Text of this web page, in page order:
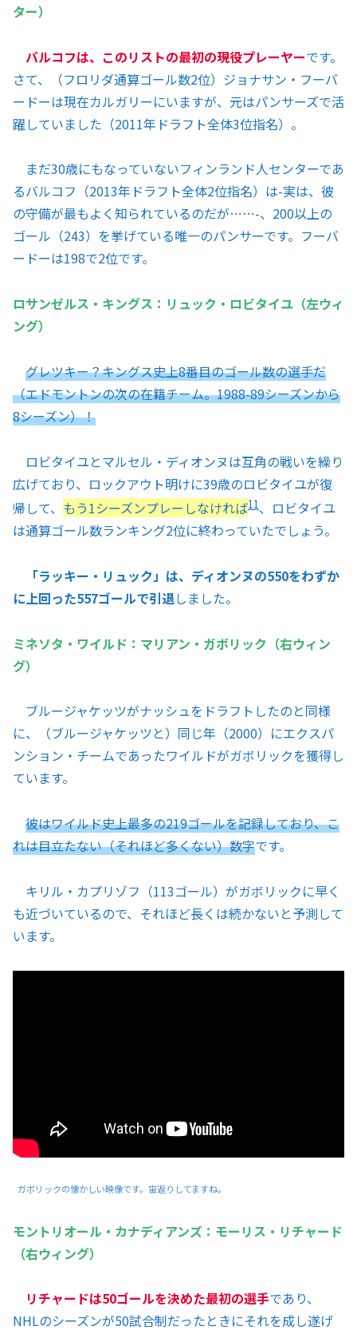
ター）
バルコフは、このリストの最初の現役プレーヤーです。
さて、（フロリダ通算ゴール数2位）ジョナサン・フーバ
ードーは現在カルガリーにいますが、元はパンサーズで活
躍していました（2011年ドラフト全体3位指名）。
まだ30歳にもなっていないフィンランド人センターであ
るバルコフ（2013年ドラフト全体2位指名）は-実は、彼
の守備が最もよく知られているのだが……-、200以上の
ゴール（243）を挙げている唯一のパンサーです。フーバ
ードーは198で2位です。
ロサンゼルス・キングス：リュック・ロビタイユ（左ウィ
ング）
グレツキー？キングス史上8番目のゴール数の選手だ
（エドモントンの次の在籍チーム。1988-89シーズンから
8シーズン）！
ロビタイユとマルセル・ディオンヌは互角の戦いを繰り
広げており、ロックアウト明けに39歳のロビタイユが復
帰して、 もう1シーズンプレーしなければ11、ロビタイユ
は通算ゴール数ランキング2位に終わっていたでしょう。
「ラッキー・リュック」は、ディオンヌの550をわずか
に上回った557ゴールで引退しました。
ミネソタ・ワイルド：マリアン・ガボリック（右ウィン
グ）
ブルージャケッツがナッシュをドラフトしたのと同様
に、（ブルージャケッツと）同じ年（2000）にエクスパ
ンション・チームであったワイルドがガボリックを獲得し
ています。
彼はワイルド史上最多の219ゴールを記録しており、こ
れは目立たない（それほど多くない）数字です。
キリル・カプリゾフ（113ゴール）がガボリックに早く
も近づいているので、それほど長くは続かないと予測して
います。
ガボリックの懐かしい映像です。宙返りしてますね。
モントリオール・カナディアンズ：モーリス・リチャード
（右ウィング）
リチャードは50ゴールを決めた最初の選手であり、
NHLのシーズンが50試合制だったときにそれを成し遂げ